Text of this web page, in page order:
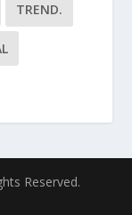
TREND.
Reserved.